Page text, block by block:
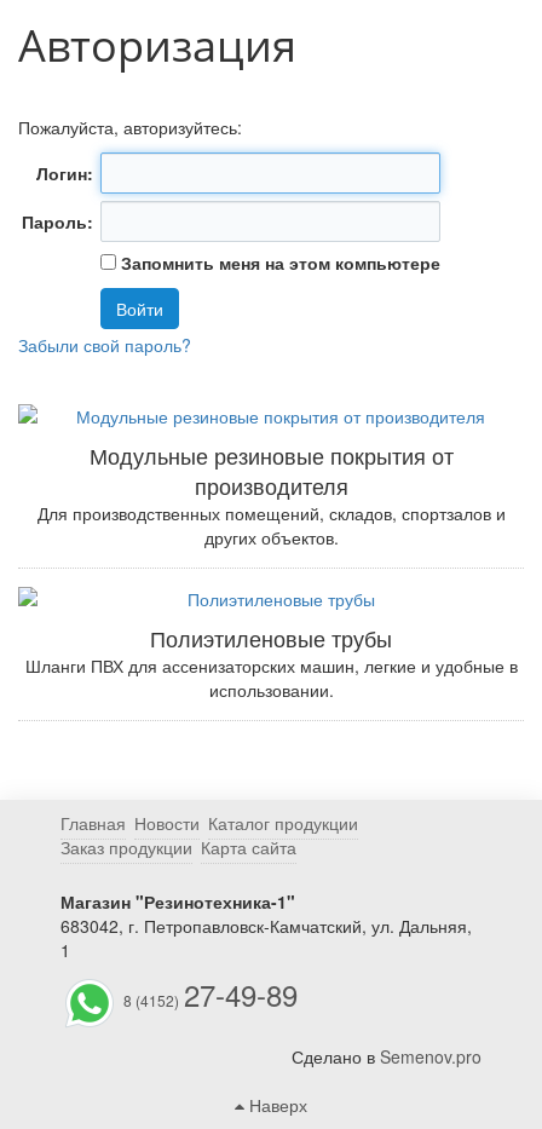
Авторизация
Пожалуйста, авторизуйтесь:
Логин:
Пароль:
Запомнить меня на этом компьютере
Забыли свой пароль?
Модульные резиновые покрытия от
производителя
Для производственных помещений, складов, спортзалов и
других объектов.
Полиэтиленовые трубы
Шланги ПВХ для ассенизаторских машин, легкие и удобные в
использовании.
Главная Новости Каталог продукции
Заказ продукции Карта сайта
Магазин "Резинотехника-1"
683042, г. Петропавловск-Камчатский, ул. Дальняя,
1
8 (4152) 27-49-89
Сделано в Semenov.pro
Наверх